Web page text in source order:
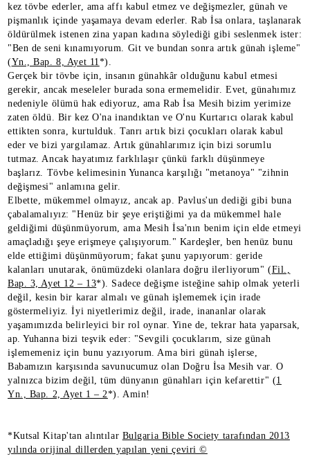
kez tövbe ederler, ama affı kabul etmez ve değişmezler, günah ve
pişmanlık içinde yaşamaya devam ederler. Rab İsa onlara, taşlanarak
öldürülmek istenen zina yapan kadına söylediği gibi seslenmek ister:
"Ben de seni kınamıyorum. Git ve bundan sonra artık günah işleme"
(Yn., Bap. 8, Ayet 11 *).
Gerçek bir tövbe için, insanın günahkâr olduğunu kabul etmesi
gerekir, ancak meseleler burada sona ermemelidir. Evet, günahımız
nedeniyle ölümü hak ediyoruz, ama Rab İsa Mesih bizim yerimize
zaten öldü. Bir kez O'na inandıktan ve O'nu Kurtarıcı olarak kabul
ettikten sonra, kurtulduk. Tanrı artık bizi çocukları olarak kabul
eder ve bizi yargılamaz. Artık günahlarımız için bizi sorumlu
tutmaz. Ancak hayatımız farklılaşır çünkü farklı düşünmeye
başlarız. Tövbe kelimesinin Yunanca karşılığı "metanoya" "zihnin
değişmesi" anlamına gelir.
Elbette, mükemmel olmayız, ancak ap. Pavlus'un dediği gibi buna
çabalamalıyız: "Henüz bir şeye eriştiğimi ya da mükemmel hale
geldiğimi düşünmüyorum, ama Mesih İsa'nın benim için elde etmeyi
amaçladığı şeye erişmeye çalışıyorum." Kardeşler, ben henüz bunu
elde ettiğimi düşünmüyorum; fakat şunu yapıyorum: geride
kalanları unutarak, önümüzdeki olanlara doğru ilerliyorum" (Fil.,
Bap. 3, Ayet 12 – 13*). Sadece değişme isteğine sahip olmak yeterli
değil, kesin bir karar almalı ve günah işlememek için irade
göstermeliyiz. İyi niyetlerimiz değil, irade, inananlar olarak
yaşamımızda belirleyici bir rol oynar. Yine de, tekrar hata yaparsak,
ap. Yuhanna bizi teşvik eder: "Sevgili çocuklarım, size günah
işlememeniz için bunu yazıyorum. Ama biri günah işlerse,
Babamızın karşısında savunucumuz olan Doğru İsa Mesih var. O
yalnızca bizim değil, tüm dünyanın günahları için kefarettir" (1
Yn., Bap. 2, Ayet 1 – 2*). Amin!
*Kutsal Kitap'tan alıntılar Bulgaria Bible Society tarafından 2013
yılında orijinal dillerden yapılan yeni çeviri ©